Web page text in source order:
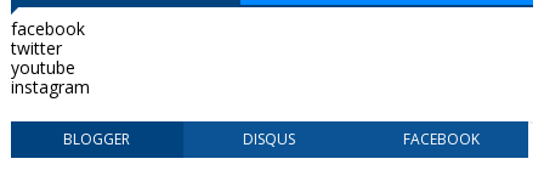
facebook
twitter
youtube
instagram
BLOGGER DISQUS FACEBOOK